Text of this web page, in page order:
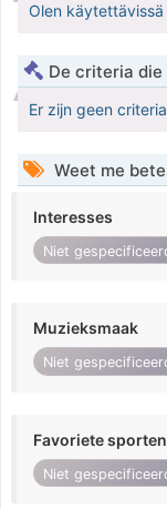
Olen
De criteria
Er zijn geen
Weet me
Interesses
Niet
Muzieksmaak
Niet
Favoriete sporten
Niet